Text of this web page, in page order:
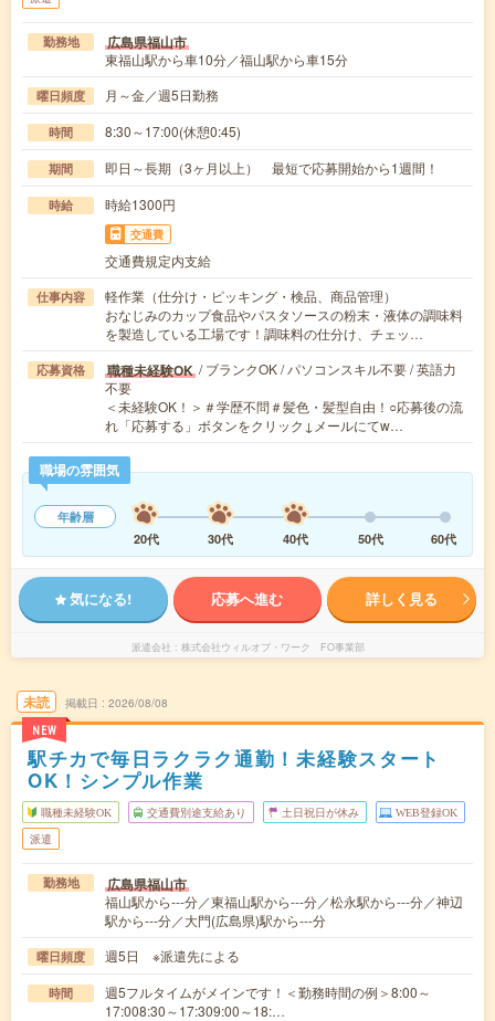
勤務地 広島県福山市
東福山駅から車10分／福山駅から車15分
曜日頻度 月～金／週5日勤務
時間 8:30～17:00(休憩0:45)
期間 即日～長期（3ヶ月以上） 最短で応募開始から1週間！
時給 時給1300円
交通費
交通費規定内支給
仕事内容
軽作業（仕分け・ピッキング・検品、商品管理）
おなじみのカップ食品やパスタソースの粉末・液体の調味料
を製造している工場です！調味料の仕分け、チェッ…
応募資格 職種未経験OK / ブランクOK / パソコンスキル不要 / 英語力
不要
＜未経験OK！＞＃学歴不問＃髪色・髪型自由！○応募後の流
れ「応募する」ボタンをクリック↓メールにてw…
職場の雰囲気
年齢層
20代
30代 40代 50代 60代
気になる! 応募へ進む 詳しく見る
派遣会社 株式会社ウィルオブ・ワーク FO事業部
未読
NEW
掲載日 2026/08/08
駅チカで毎日ラクラク通勤！未経験スタート
OK！シンプル作業
職種未経験OK 交通費別途支給あり 土日祝日が休み WEB登録OK
派遣
勤務地 広島県福山市
福山駅から---分／東福山駅から---分／松永駅から---分／神辺
駅から---分／大門(広島県)駅から---分
曜日頻度 週5日 ※派遣先による
時間
週5フルタイムがメインです！＜勤務時間の例＞8:00～
17:008:30～17:309:00～18:…